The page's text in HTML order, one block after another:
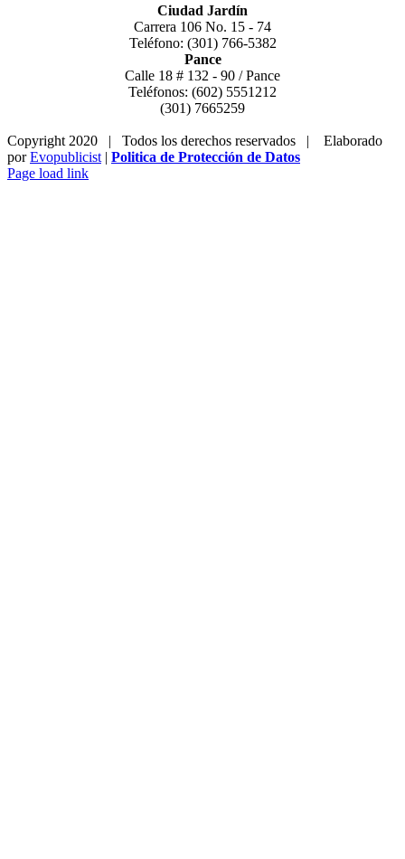
Ciudad Jardín
Carrera 106 No. 15 - 74
Teléfono: (301) 766-5382
Pance
Calle 18 # 132 - 90 / Pance
Teléfonos: (602) 5551212
(301) 7665259
Copyright 2020 | Todos los derechos reservados | Elaborado
porEvopublicist | Politica de Protección de Datos
Page load link